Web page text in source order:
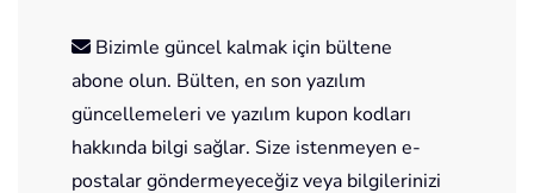
Bizimle güncel kalmak için bültene
abone olun. Bülten, en son yazılım
güncellemeleri ve yazılım kupon kodları
hakkında bilgi sağlar. Size istenmeyen e-
postalar göndermeyeceğiz veya bilgilerinizi